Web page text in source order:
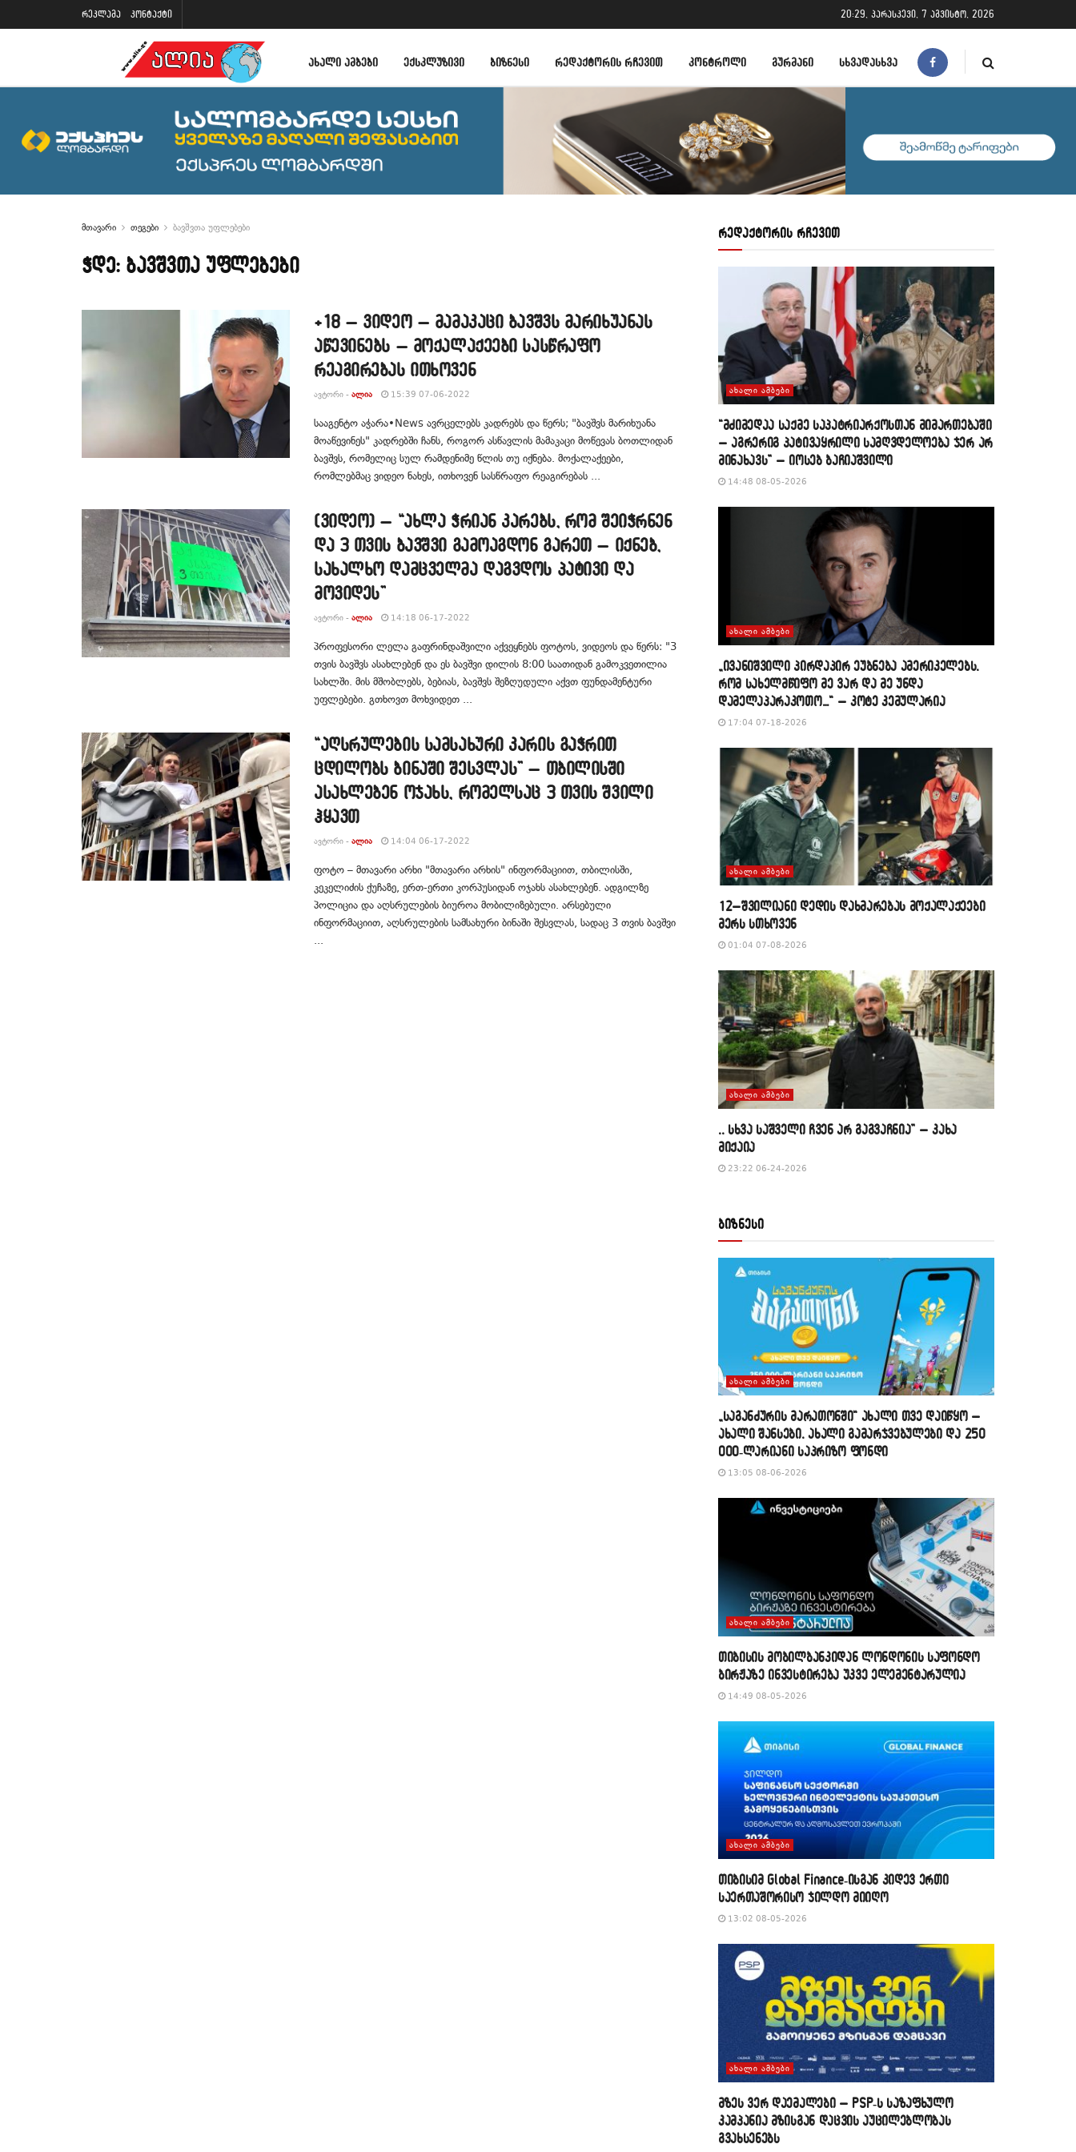
რეკლამა კონტაქტი 20:29, პარასკევი, 7 აგვისტო, 2026
ᲐᲮᲐᲚᲘ ᲐᲛᲑᲔᲑᲘ ᲔᲥᲡᲙᲚᲣᲖᲘᲕᲘ ᲑᲘᲖᲜᲔᲡᲘ ᲠᲔᲓᲐᲥᲢᲝᲠᲘᲡ ᲠᲩᲔᲕᲘᲗ ᲙᲝᲜᲢᲠᲝᲚᲘ ᲒᲣᲠᲛᲐᲜᲘ ᲡᲮᲕᲐᲓᲐᲡᲮᲕᲐ
მთავარი თეგები ბავშვთა უფლებები
ჭდე: ბავშვთა უფლებები
+18 – ვიდეო – მამაკაცი ბავშვს მარიხუანას
აწევინებს – მოქალაქეები სასწრაფო
რეაგირებას ითხოვენ
ᲐᲕᲢᲝᲠᲘ - ᲐᲚᲘᲐ 15:39 07-06-2022
სააგენტო აჭარა•News ავრცელებს კადრებს და წერს; "ბავშვს მარიხუანა
მოაწევინეს" კადრებში ჩანს, როგორ ასწავლის მამაკაცი მოწევას ბოთლიდან
ბავშვს, რომელიც სულ რამდენიმე წლის თუ იქნება. მოქალაქეები,
რომლებმაც ვიდეო ნახეს, ითხოვენ სასწრაფო რეაგირებას ...
(ვიდეო) – “ახლა ჭრიან კარებს, რომ შეიჭრნენ
და 3 თვის ბავშვი გამოაგდონ გარეთ – იქნებ,
სახალხო დამცველმა დაგვდოს პატივი და
მოვიდეს”
ᲐᲕᲢᲝᲠᲘ - ᲐᲚᲘᲐ 14:18 06-17-2022
პროფესორი ლელა გაფრინდაშვილი აქვეყნებს ფოტოს, ვიდეოს და წერს: "3
თვის ბავშვს ასახლებენ და ეს ბავშვი დილის 8:00 საათიდან გამოკვეთილია
სახლში. მის მშობლებს, ბებიას, ბავშვს შეზღუდული აქვთ ფუნდამენტური
უფლებები. გთხოვთ მოხვიდეთ ...
“აღსრულების სამსახური კარის გაჭრით
ცდილობს ბინაში შესვლას” – თბილისში
ასახლებენ ოჯახს, რომელსაც 3 თვის შვილი
ჰყავთ
ᲐᲕᲢᲝᲠᲘ - ᲐᲚᲘᲐ 14:04 06-17-2022
ფოტო – მთავარი არხი "მთავარი არხის" ინფორმაციით, თბილისში,
კეკელიძის ქუჩაზე, ერთ-ერთი კორპუსიდან ოჯახს ასახლებენ. ადგილზე
პოლიცია და აღსრულების ბიუროა მობილიზებული. არსებული
ინფორმაციით, აღსრულების სამსახური ბინაში შესვლას, სადაც 3 თვის ბავშვი
რედაქტორის რჩევით
ᲐᲮᲐᲚᲘ ᲐᲛᲑᲔᲑᲘ
“მძიმედაა საქმე საპატრიარქოსთან მიმართებაში
– აგრერიგ პატივაყრილი სამღვდელოება ჯერ არ
მინახავს” – იოსებ ბაჩიაშვილი
14:48 08-05-2026
ᲐᲮᲐᲚᲘ ᲐᲛᲑᲔᲑᲘ
„ივანიშვილი პირდაპირ ეუბნება ამერიკელებს,
რომ სახელმწიფო მე ვარ და მე უნდა
დამელაპარაკოთო…“ – კოტე კემულარია
17:04 07-18-2026
ᲐᲮᲐᲚᲘ ᲐᲛᲑᲔᲑᲘ
12–შვილიანი დედის დახმარებას მოქალაქეები
მერს სთხოვენ
01:04 07-08-2026
ᲐᲮᲐᲚᲘ ᲐᲛᲑᲔᲑᲘ
,, სხვა საშველი ჩვენ არ გაგვაჩნია” – კახა
მიქაია
23:22 06-24-2026
ბიზნესი
ᲐᲮᲐᲚᲘ ᲐᲛᲑᲔᲑᲘ
„საგანძურის მარათონში“ ახალი თვე დაიწყო –
ახალი შანსები, ახალი გამარჯვებულები და 250
000-ლარიანი საპრიზო ფონდი
13:05 08-06-2026
ᲐᲮᲐᲚᲘ ᲐᲛᲑᲔᲑᲘ
თიბისის მობილბანკიდან ლონდონის საფონდო
ბირჟაზე ინვესტირება უკვე ელემენტარულია
14:49 08-05-2026
ᲐᲮᲐᲚᲘ ᲐᲛᲑᲔᲑᲘ
თიბისიმ Global Finance-ისგან კიდევ ერთი
საერთაშორისო ჯილდო მიიღო
13:02 08-05-2026
ᲐᲮᲐᲚᲘ ᲐᲛᲑᲔᲑᲘ
მზეს ვერ დაემალები – PSP-ს საზაფხულო
კამპანია მზისგან დაცვის აუცილებლობას
გვახსენებს